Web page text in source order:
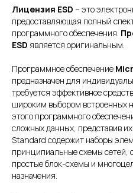
Лицензия ESD – это
предоставляющая полный
программного обеспечения.
ESD является оригинальным.
Программное обеспечение
предназначен для
требуется эффективное
широким выбором встроенных
этого программного
сложных данных, представив
Standard содержит наборы
принципиальные схемы сетей,
простые блок-схемы и
назначения.